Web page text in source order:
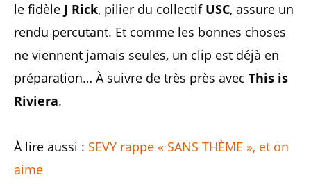
le fidèle J Rick, pilier du collectif USC, assure un
rendu percutant. Et comme les bonnes choses
ne viennent jamais seules, un clip est déjà en
préparation… À suivre de très près avec This is
Riviera.
À lire aussi : SEVY rappe « SANS THÈME », et on
aime